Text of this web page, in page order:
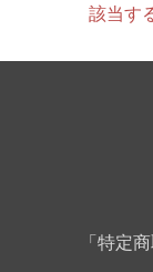
該当す
「特定